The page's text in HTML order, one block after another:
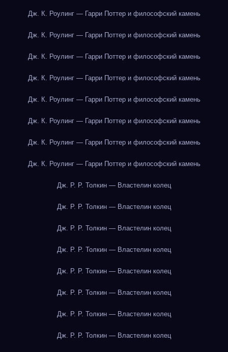
Дж. К. Роулинг — Гарри Поттер и философский камень
Дж. К. Роулинг — Гарри Поттер и философский камень
Дж. К. Роулинг — Гарри Поттер и философский камень
Дж. К. Роулинг — Гарри Поттер и философский камень
Дж. К. Роулинг — Гарри Поттер и философский камень
Дж. К. Роулинг — Гарри Поттер и философский камень
Дж. К. Роулинг — Гарри Поттер и философский камень
Дж. К. Роулинг — Гарри Поттер и философский камень
Дж. Р. Р. Толкин — Властелин колец
Дж. Р. Р. Толкин — Властелин колец
Дж. Р. Р. Толкин — Властелин колец
Дж. Р. Р. Толкин — Властелин колец
Дж. Р. Р. Толкин — Властелин колец
Дж. Р. Р. Толкин — Властелин колец
Дж. Р. Р. Толкин — Властелин колец
Дж. Р. Р. Толкин — Властелин колец